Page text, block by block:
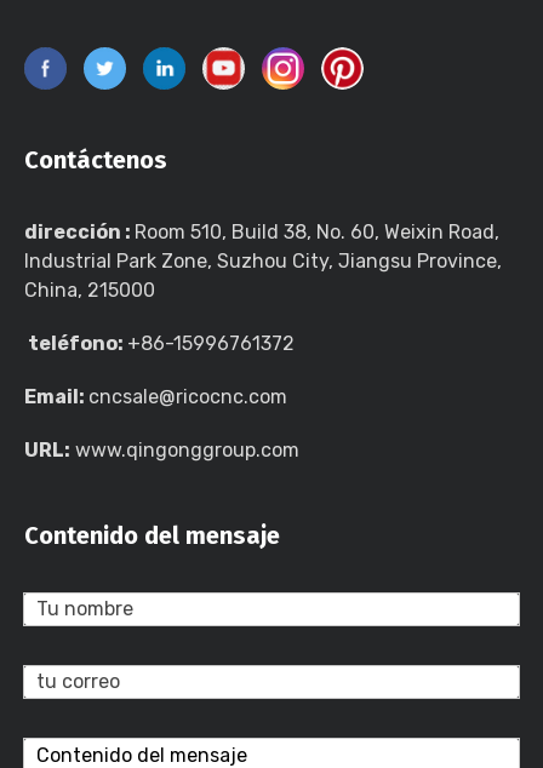
Contáctenos
dirección : Room 510, Build 38, No. 60, Weixin Road,
Industrial Park Zone, Suzhou City, Jiangsu Province,
China, 215000
teléfono: +86-15996761372
Email: cncsale@ricocnc.com
URL: www.qingonggroup.com
Contenido del mensaje